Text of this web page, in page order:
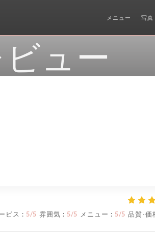
メニュー 写真
ュー
ビス : 5/5 雰囲気 : 5/5 メニュー : 5/5 品質-価